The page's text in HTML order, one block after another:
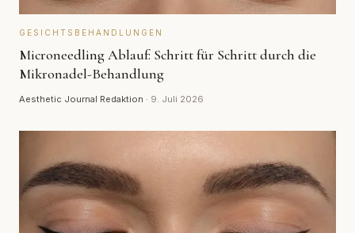
GESICHTSBEHANDLUNGEN
Microneedling Ablauf: Schritt für Schritt durch die
Mikronadel-Behandlung
Aesthetic Journal Redaktion · 9. Juli 2026